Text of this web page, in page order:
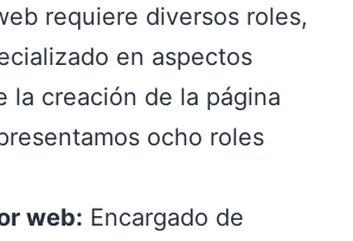
requiere diversos roles,
en aspectos
la creación de la página
ocho roles
web: Encargado de